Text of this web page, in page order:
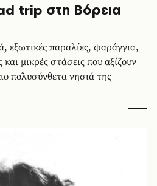
trip στη Βόρεια
εξωτικές παραλίες, φαράγγια,
μικρές στάσεις που αξίζουν
πολυσύνθετα νησιά της